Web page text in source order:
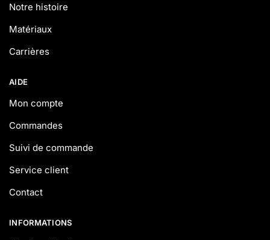
Notre histoire
Matériaux
Carrières
AIDE
Mon compte
Commandes
Suivi de commande
Service client
Contact
INFORMATIONS